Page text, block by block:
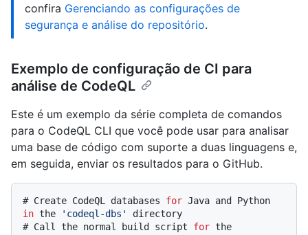
confira Gerenciando as configurações de
segurança e análise do repositório.
Exemplo de configuração de CI para
análise de CodeQL
Este é um exemplo da série completa de comandos
para o CodeQL CLI que você pode usar para analisar
uma base de código com suporte a duas linguagens e,
em seguida, enviar os resultados para o GitHub.
# Create CodeQL databases for
in the 'codeql-dbs'
directory
# Call the normal build script for the